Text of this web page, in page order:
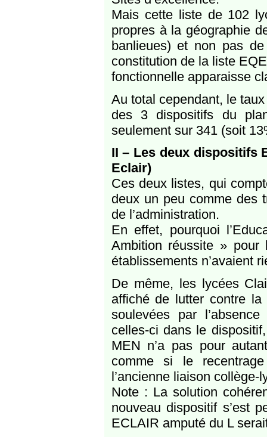
Mais cette liste de 102
propres à la géographie
banlieues) et non pas
constitution de la liste
fonctionnelle apparaisse
Au total cependant, le
des 3 dispositifs du
seulement sur 341 (soit
II – Les deux dispositifs
Eclair)
Ces deux listes, qui
deux un peu comme des
de l’administration.
En effet, pourquoi
Ambition réussite » pour
établissements n’avaient
De même, les lycées
affiché de lutter contre
soulevées par
celles-ci dans le
MEN n’a pas pour
comme si le
l’ancienne liaison collège-
Note : La solution
nouveau dispositif s’est
ECLAIR amputé du L